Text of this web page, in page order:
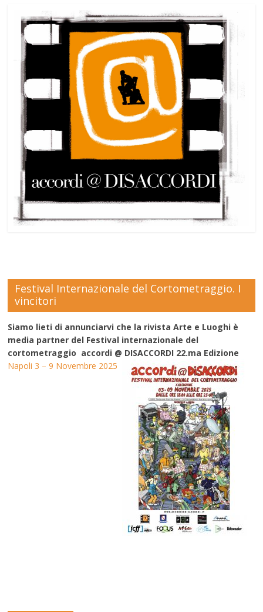
Festival Internazionale del Cortometraggio. I
vincitori
Siamo lieti di annunciarvi che la rivista Arte e Luoghi è
media partner del Festival internazionale del
cortometraggio accordi @ DISACCORDI 22.ma Edizione
Napoli 3 – 9 Novembre 2025